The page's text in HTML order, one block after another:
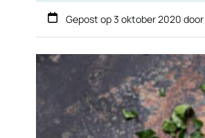
Gepost op3 oktober 2020 door